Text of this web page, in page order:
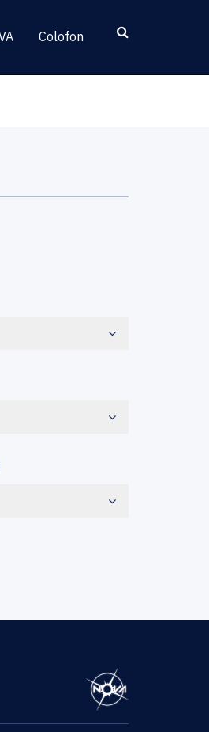
Colofon